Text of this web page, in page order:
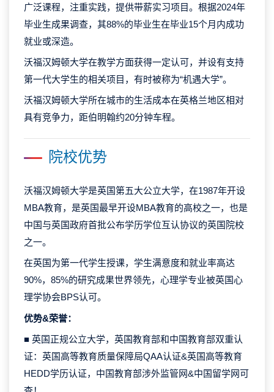
广泛课程，注重实践，提供带薪实习项目。根据2024年
毕业生成果调查，其88%的毕业生在毕业15个月内成功
就业或深造。
沃福汉姆顿大学在教学方面获得一定认可，并设有支持
第一代大学生的相关项目，有时被称为“机遇大学”。
沃福汉姆顿大学所在城市的生活成本在英格兰地区相对
具有竞争力，距伯明翰约20分钟车程。
院校优势
沃福汉姆顿大学是英国第五大公立大学，在1987年开设
MBA教育，是英国最早开设MBA教育的高校之一，也是
中国与英国政府首批公布学历学位互认协议的英国院校
之一。
在英国为第一代学生授课，学生满意度和就业率高达
90%，85%的研究成果世界领先，心理学专业被英国心
理学协会BPS认可。
优势&荣誉：
■ 英国正规公立大学，英国教育部和中国教育部双重认
证：英国高等教育质量保障局QAA认证&英国高等教育
HEDD学历认证，中国教育部涉外监管网&中国留学网可